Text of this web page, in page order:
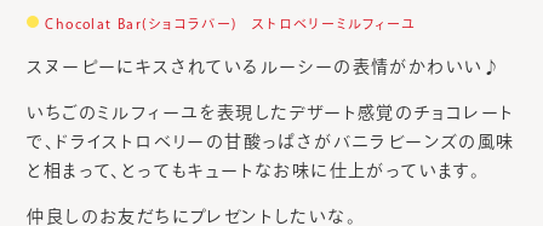
Chocolat Bar(ショコラバー) ストロベリーミルフィーユ
スヌーピーにキスされているルーシーの表情がかわいい♪
いちごのミルフィーユを表現したデザート感覚のチョコレート
で、ドライストロベリーの甘酸っぱさがバニラビーンズの風味
と相まって、とってもキュートなお味に仕上がっています。
仲良しのお友だちにプレゼントしたいな。